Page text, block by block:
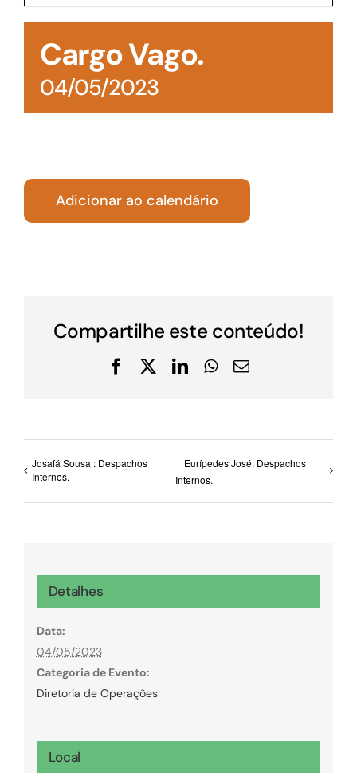
Acesso à Informação
Cargo Vago.
04/05/2023
Adicionar ao calendário
Compartilhe este conteúdo!
Facebook
X LinkedInWhatsApp
E-
Josafá Sousa : Despachos
Internos.
Eurípedes José: Despachos
Internos.
Detalhes
Data:
04/05/2023
Categoria de Evento:
Diretoria de Operações
Local